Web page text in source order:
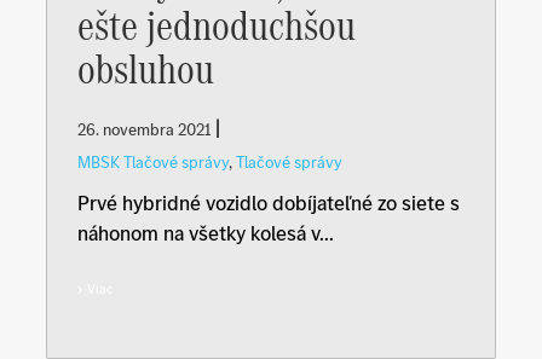
ešte jednoduchšou
obsluhou
26. novembra 2021 |
MBSK Tlačové správy,Tlačové správy
Prvé hybridné vozidlo dobíjateľné zo siete s
náhonom na všetky kolesá v...